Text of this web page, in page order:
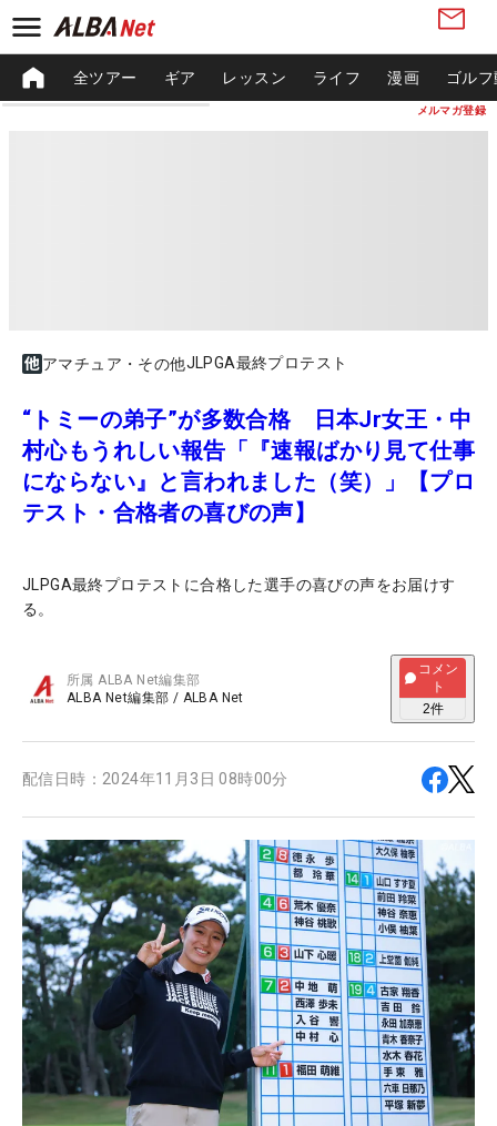
メルマガ登録
全ツアー ギア レッスン ライフ 漫画 ゴル
アマチュア・その他JLPGA最終プロテスト
“トミーの弟子”が多数合格 日本Jr女王・中
村心もうれしい報告「『速報ばかり見て仕事
にならない』と言われました（笑）」【プロ
テスト・合格者の喜びの声】
JLPGA最終プロテストに合格した選手の喜びの声をお届けす
る。
所属ALBA Net編集部
ALBA Net編集部 / ALBA Net
コメン
ト
2件
配信日時： 2024年11月3日 08時00分